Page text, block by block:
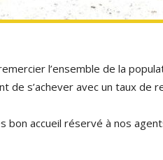
l’ensemble de la
de s’achever avec un taux de
bon accueil réservé à nos